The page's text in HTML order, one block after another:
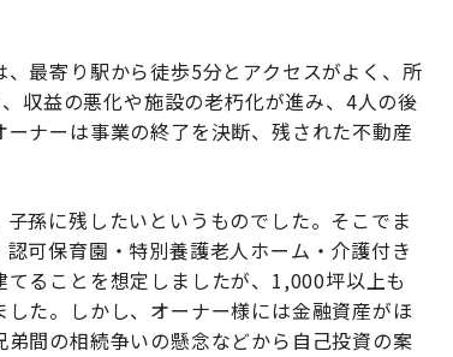
最寄り駅から徒歩5分とアクセスがよく、所
収益の悪化や施設の老朽化が進み、4人の後
ナーは事業の終了を決断、残された不動産
孫に残したいというものでした。そこでま
可保育園・特別養護老人ホーム・介護付き
ることを想定しましたが、1,000坪以上も
た。しかし、オーナー様には金融資産がほ
間の相続争いの懸念などから自己投資の案